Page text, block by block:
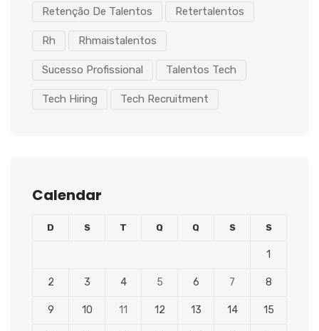
Retenção De Talentos Retertalentos
Rh Rhmaistalentos
Sucesso Profissional Talentos Tech
Tech Hiring Tech Recruitment
Calendar
D S T Q Q S S
1
2 3 4 5 6 7 8
9 10 11 12 13 14 15